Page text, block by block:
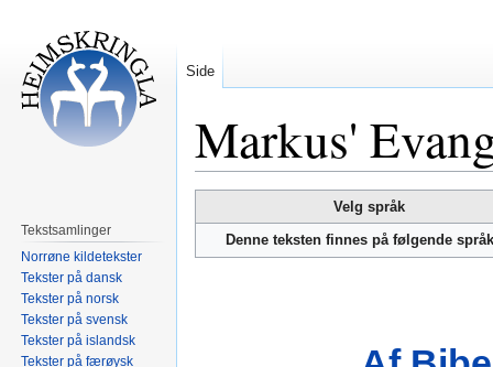
Markus'
til
navigering
til
Velg språk
Denne teksten finnes på følgende
Side
Tekstsamlinger
Norrøne kildetekster
Tekster på dansk
Tekster på norsk
Tekster på svensk
Tekster på islandsk
Tekster på færøysk